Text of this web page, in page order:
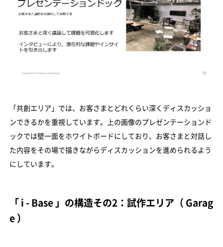
「共創エリア」では、お客さまとどれくらい深くディスカッショ
ンできるかを重視しています。上の画像のプレゼンテーションド
ックでは壁一面をホワイトボードにしており、お客さまと対話し
た内容をその場で描きながらディスカッションを進められるよう
にしています。
「 i - Base 」の構造その2：試作エリア（ Garag
e ）